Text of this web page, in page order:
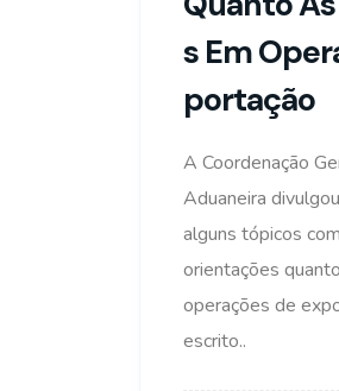
S Em
Portação
A Coordenação
Aduaneira
alguns tópicos
orientações
operações de
escrito..